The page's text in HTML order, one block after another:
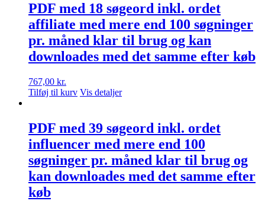
PDF med 18 søgeord inkl. ordet
affiliate med mere end 100 søgninger
pr. måned klar til brug og kan
downloades med det samme efter køb
767,00 kr.
Tilføj til kurv Vis detaljer
PDF med 39 søgeord inkl. ordet
influencer med mere end 100
søgninger pr. måned klar til brug og
kan downloades med det samme efter
køb